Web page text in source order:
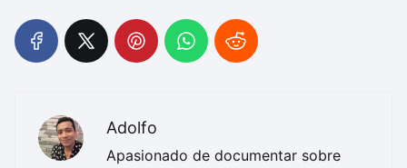
Adolfo
Apasionado de documentar sobre